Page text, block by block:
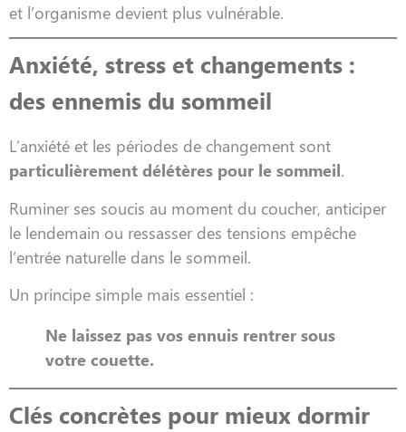
et l’organisme devient plus vulnérable.
Anxiété, stress et changements :
des ennemis du sommeil
L’anxiété et les périodes de changement sont
particulièrement délétères pour le sommeil.
Ruminer ses soucis au moment du coucher, anticiper
le lendemain ou ressasser des tensions empêche
l’entrée naturelle dans le sommeil.
Un principe simple mais essentiel :
Ne laissez pas vos ennuis rentrer sous
votre couette.
Clés concrètes pour mieux dormir